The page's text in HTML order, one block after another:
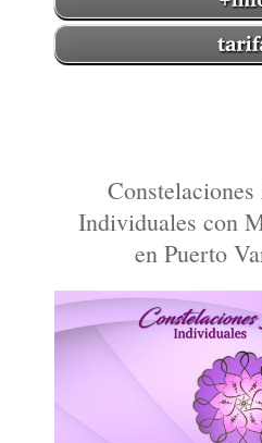
Individuales con
en Puerto